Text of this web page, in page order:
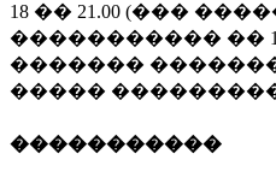
18 �� 21.00 (���
����������� ��
�������
�����
�����������